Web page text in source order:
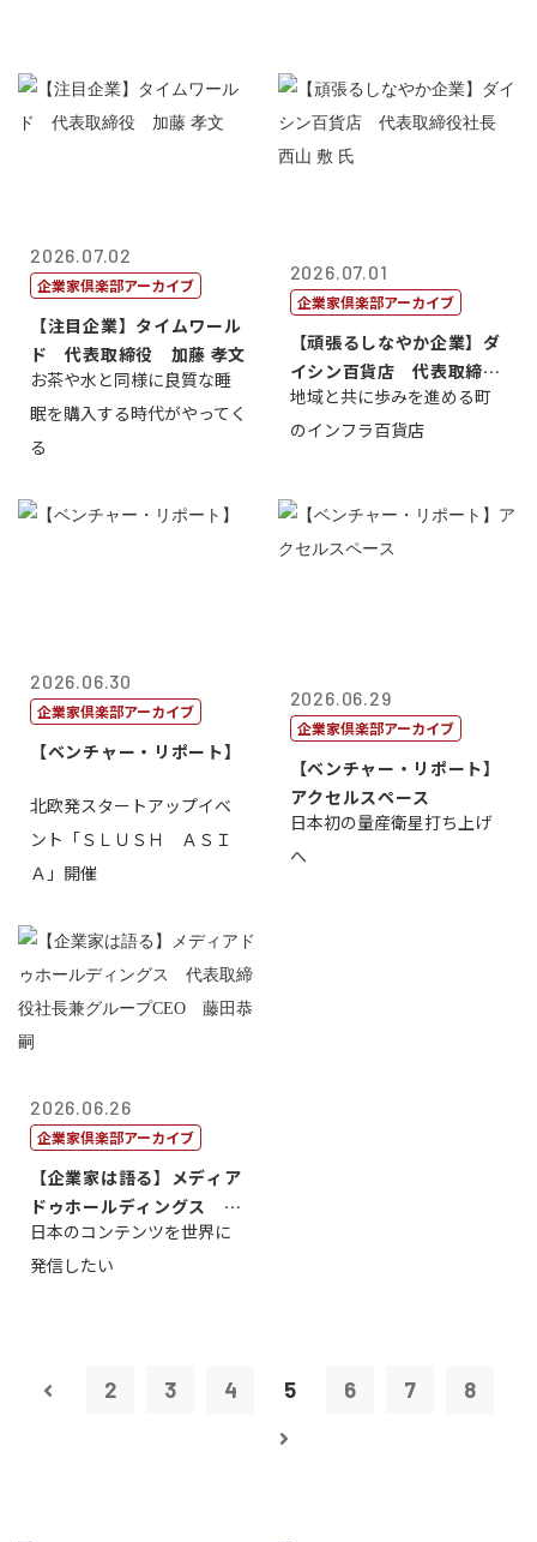
2026.07.02
企業家倶楽部アーカイブ
【注目企業】タイムワール
ド 代表取締役 加藤 孝文
お茶や水と同様に良質な睡
眠を購入する時代がやってく
る
2026.07.01
企業家倶楽部アーカイブ
【頑張るしなやか企業】ダ
イシン百貨店 代表取締役
社長 西山 ...
地域と共に歩みを進める町
のインフラ百貨店
2026.06.30
企業家倶楽部アーカイブ
【ベンチャー・リポート】
北欧発スタートアップイベ
ント「ＳＬＵＳＨ ＡＳＩ
Ａ」開催
2026.06.29
企業家倶楽部アーカイブ
【ベンチャー・リポート】
アクセルスペース
日本初の量産衛星打ち上げ
へ
2026.06.26
企業家倶楽部アーカイブ
【企業家は語る】メディア
ドゥホールディングス 代
表取締役社長...
日本のコンテンツを世界に
発信したい
2 3 4 5 6 7 8